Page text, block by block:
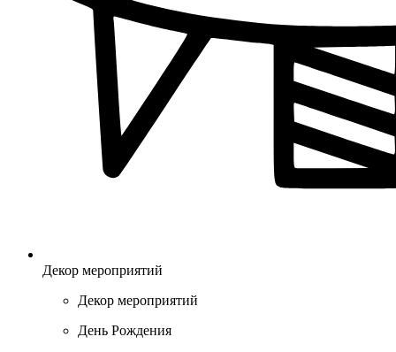
Декор мероприятий
Декор мероприятий
День Рождения